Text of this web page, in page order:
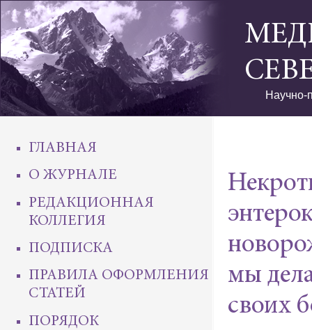
Научно-
ГЛАВНАЯ
О ЖУРНАЛЕ
РЕДАКЦИОННАЯ
КОЛЛЕГИЯ
ПОДПИСКА
ПРАВИЛА ОФОРМЛЕНИЯ
СТАТЕЙ
ПОРЯДОК
мы
своих